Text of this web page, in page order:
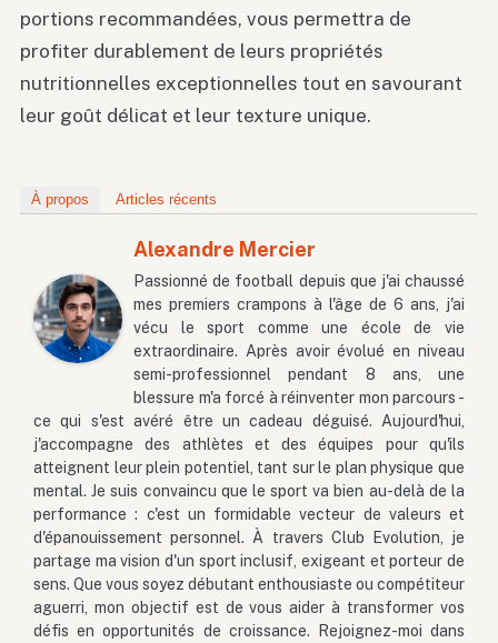
portions recommandées, vous permettra de
profiter durablement de leurs propriétés
nutritionnelles exceptionnelles tout en savourant
leur goût délicat et leur texture unique.
À propos Articles récents
Alexandre Mercier
Passionné de football depuis que j'ai chaussé
mes premiers crampons à l'âge de 6 ans, j'ai
vécu le sport comme une école de vie
extraordinaire. Après avoir évolué en niveau
semi-professionnel pendant 8 ans, une
blessure m'a forcé à réinventer mon parcours -
ce qui s'est avéré être un cadeau déguisé. Aujourd'hui,
j'accompagne des athlètes et des équipes pour qu'ils
atteignent leur plein potentiel, tant sur le plan physique que
mental. Je suis convaincu que le sport va bien au-delà de la
performance : c'est un formidable vecteur de valeurs et
d'épanouissement personnel. À travers Club Evolution, je
partage ma vision d'un sport inclusif, exigeant et porteur de
sens. Que vous soyez débutant enthousiaste ou compétiteur
aguerri, mon objectif est de vous aider à transformer vos
défis en opportunités de croissance. Rejoignez-moi dans